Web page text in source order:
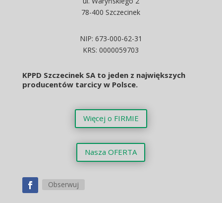
78-400 Szczecinek
NIP: 673-000-62-31
KRS: 0000059703
KPPD Szczecinek SA to jeden z największych
producentów tarcicy w Polsce.
Więcej o FIRMIE
Nasza OFERTA
Obserwuj